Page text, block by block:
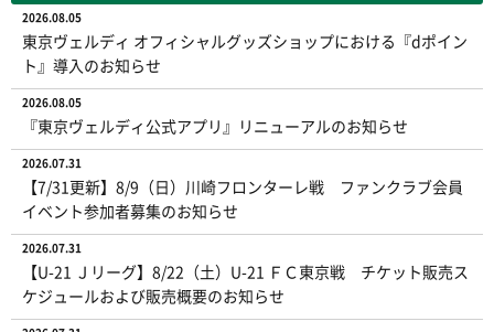
2026.08.05
東京ヴェルディ オフィシャルグッズショップにおける『dポイン
ト』導入のお知らせ
2026.08.05
『東京ヴェルディ公式アプリ』リニューアルのお知らせ
2026.07.31
【7/31更新】8/9（日）川崎フロンターレ戦 ファンクラブ会員
イベント参加者募集のお知らせ
2026.07.31
【U-21 Ｊリーグ】8/22（土）U-21 ＦＣ東京戦 チケット販売ス
ケジュールおよび販売概要のお知らせ